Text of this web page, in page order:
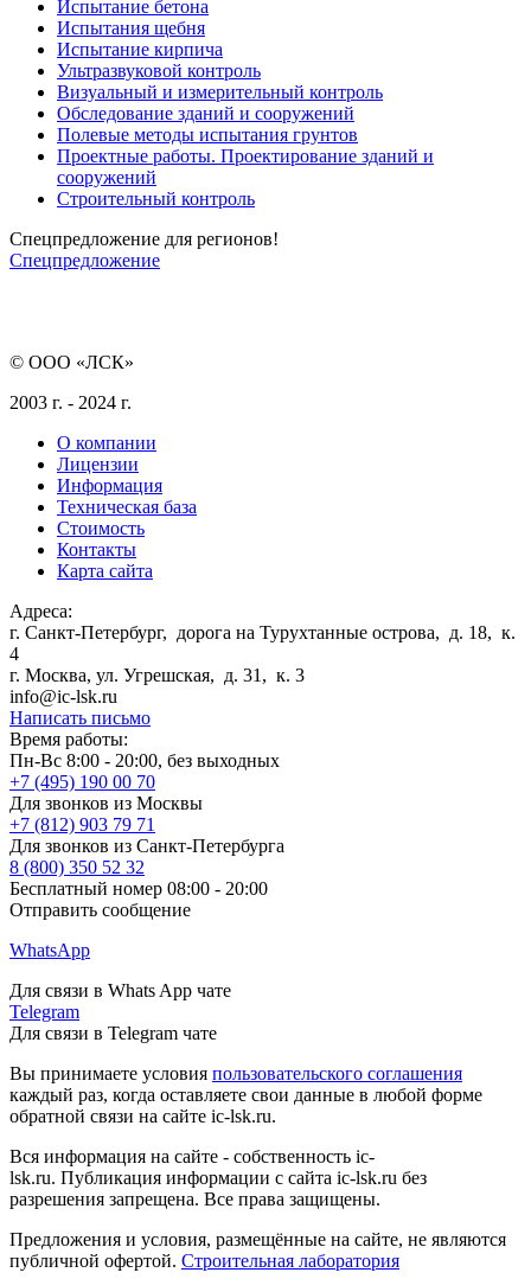
Испытание бетона
Испытания щебня
Испытание кирпича
Ультразвуковой контроль
Визуальный и измерительный контроль
Обследование зданий и сооружений
Полевые методы испытания грунтов
Проектные работы. Проектирование зданий и
сооружений
Строительный контроль
Спецпредложение для регионов!
Спецпредложение
© ООО «ЛСК»
2003 г. - 2024 г.
О компании
Лицензии
Информация
Техническая база
Стоимость
Контакты
Карта сайта
Адреса:
г. Санкт-Петербург, дорога на Турухтанные острова, д. 18, к.
4
г. Москва, ул. Угрешская, д. 31, к. 3
info@ic-lsk.ru
Написать письмо
Время работы:
Пн-Вс 8:00 - 20:00, без выходных
+7 (495) 190 00 70
Для звонков из Москвы
+7 (812) 903 79 71
Для звонков из Санкт-Петербурга
8 (800) 350 52 32
Бесплатный номер 08:00 - 20:00
Отправить сообщение
WhatsApp
Для связи в Whats App чате
Telegram
Для связи в Telegram чате
Вы принимаете условия пользовательского соглашения
каждый раз, когда оставляете свои данные в любой форме
обратной связи на сайте ic-lsk.ru.
Вся информация на сайте - собственность ic-
lsk.ru. Публикация информации с сайта ic-lsk.ru без
разрешения запрещена. Все права защищены.
Предложения и условия, размещённые на сайте, не являются
публичной офертой. Строительная лаборатория